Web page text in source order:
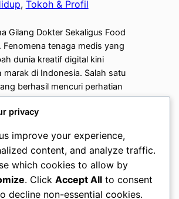
, Tokoh & Profil
Gilang Dokter Sekaligus Food
Fenomena tenaga medis yang
dunia kreatif digital kini
marak di Indonesia. Salah satu
berhasil mencuri perhatian
Prathama Gilang, seorang
yang juga dikenal
memberikan warna baru
kreatif, mengingat ia
dua dunia yang…
privacy
improve your experience,
content, and analyze traffic.
which cookies to allow by
. Click Accept All to consent
decline non-essential cookies.